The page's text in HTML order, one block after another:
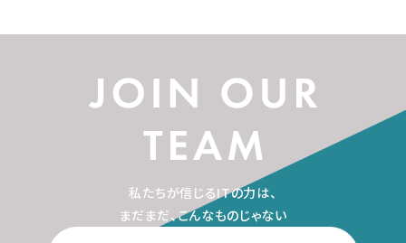
私たちが信じるITの力は、
まだまだ、こんなものじゃない